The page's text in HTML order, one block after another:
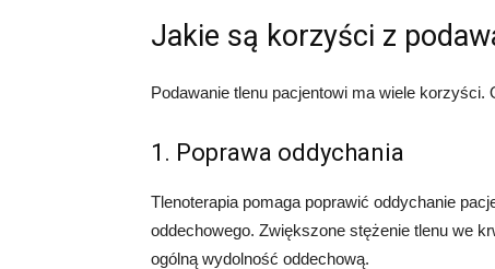
Jakie są korzyści z
Podawanie tlenu pacjentowi ma wiele korzyści.
1. Poprawa oddychania
Tlenoterapia pomaga poprawić oddychanie
oddechowego. Zwiększone stężenie tlenu we
ogólną wydolność oddechową.